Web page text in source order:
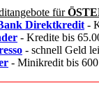
für
Direktkredit -
- Kredite bis
- schnell Geld
- Minikredit bis